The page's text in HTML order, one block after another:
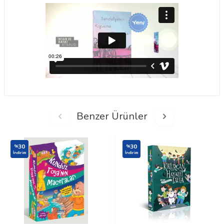
Benzer Ürünler
%30
İndirim
%30
İndirim